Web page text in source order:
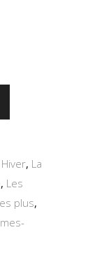
Hiver, La
, Les
plus,